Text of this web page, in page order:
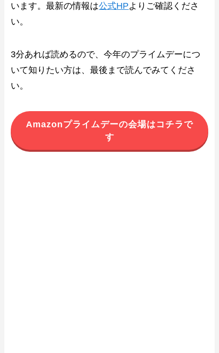
います。最新の情報は公式HPよりご確認くださ
い。
3分あれば読めるので、今年のプライムデーにつ
いて知りたい方は、最後まで読んでみてくださ
い。
Amazonプライムデーの会場はコチラで
す